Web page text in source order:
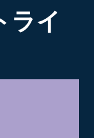
ライ